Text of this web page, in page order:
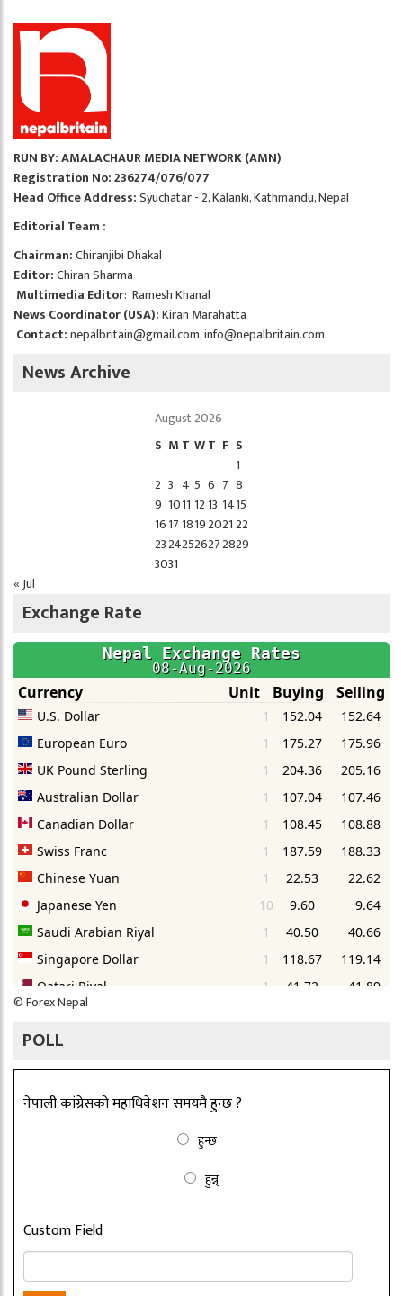
RUN BY: AMALACHAUR MEDIA NETWORK (AMN)
Registration No: 236274/076/077
Head Office Address:Syuchatar - 2, Kalanki, Kathmandu, Nepal
Editorial Team :
Chairman:Chiranjibi Dhakal
Editor:Chiran Sharma
Multimedia Editor: Ramesh Khanal
News Coordinator (USA):Kiran Marahatta
Contact:nepalbritain@gmail.com,info@nepalbritain.com
News Archive
August 2026
S M T WT F S
1
2 3 4 5 6 7 8
9 1011 12 13 1415
1617 1819202122
23242526272829
3031
« Jul
Exchange Rate
©Forex Nepal
POLL
नेपाली कांग्रेसको महाधिवेशन समयमै हुन्छ ?
हुन्छ
हुन्न्
Custom Field